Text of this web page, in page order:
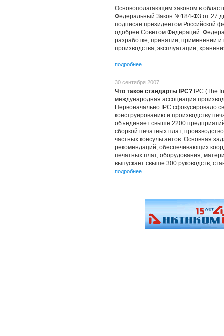
Основополагающим законом в
Федеральный Закон №184-Ф3 от 27
подписан президентом Российской
одобрен Советом Федераций.
разработке, принятии, применении
производства, эксплуатации,
подробнее
30 сентября 2007
Что такое стандарты IPC? IPC (The
международная ассоциация
Первоначально IPC сфокусировало
конструированию и производству
объединяет свыше 2200
сборкой печатных плат,
частных консультантов. Основная
рекомендаций, обеспечивающих
печатных плат, оборудования,
выпускает свыше 300 руководств,
подробнее